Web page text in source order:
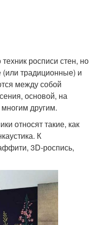
росписи стен, но
(или традиционные) и
между собой
основой, на
другим.
относят такие, как
К
3D-роспись,